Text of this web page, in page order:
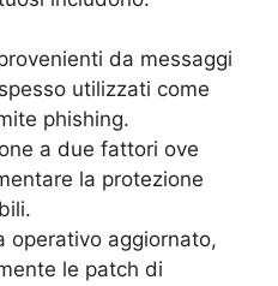
da messaggi
utilizzati come
phishing.
a due fattori ove
la protezione
operativo aggiornato,
le patch di